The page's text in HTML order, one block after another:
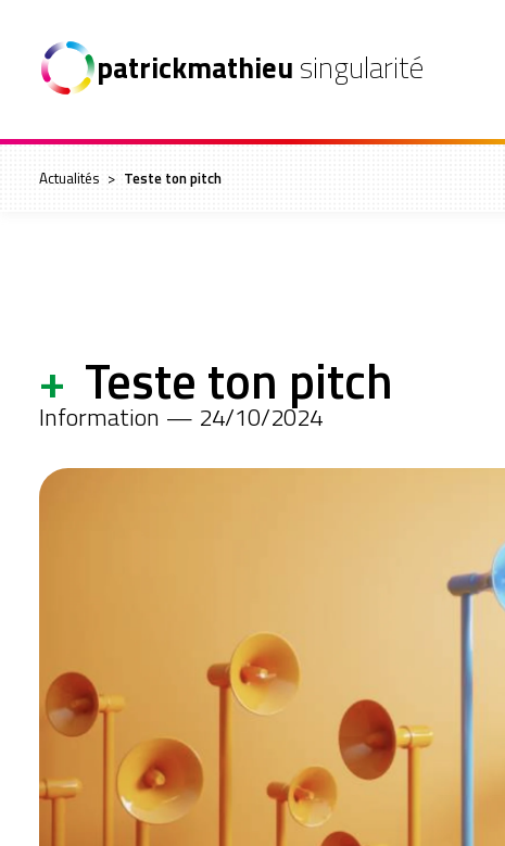
patrickmathieu singularité
Actualités > Teste ton pitch
+ Teste ton pitch
Information — 24/10/2024